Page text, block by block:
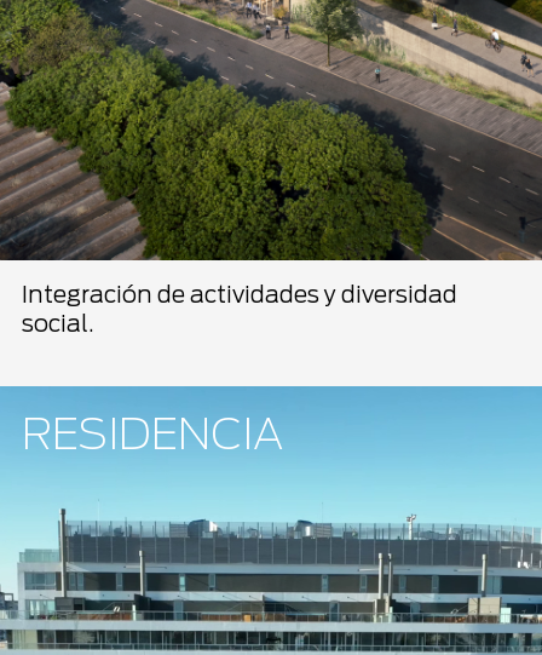
Integración de actividades y diversidad
social.
RESIDENCIA